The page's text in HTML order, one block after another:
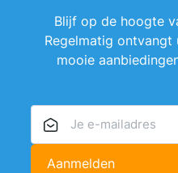
Blijf op de hoogte
Regelmatig ontvangt
mooie
Aanmelden